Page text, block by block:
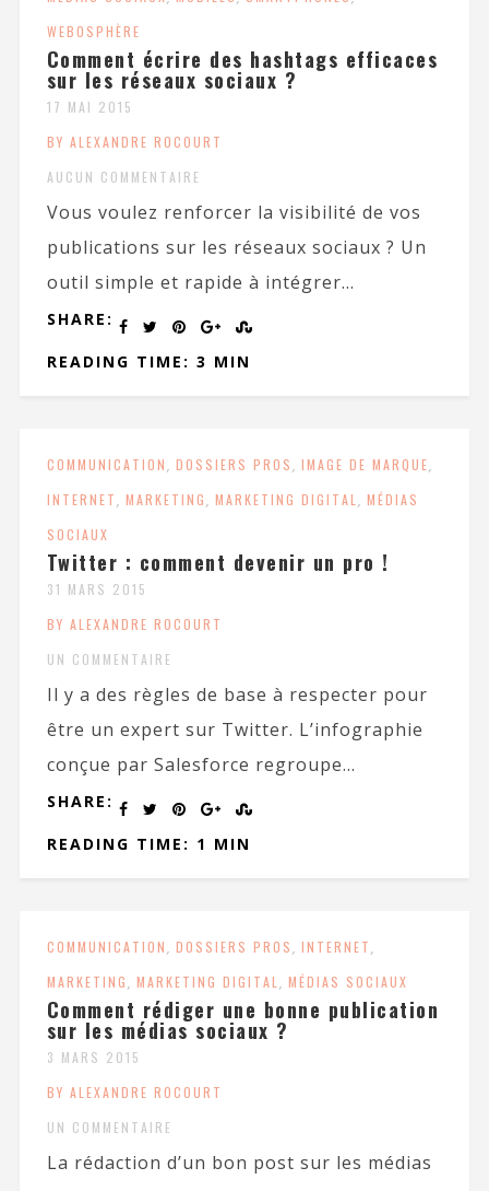
WEBOSPHÈRE
Comment écrire des hashtags efficaces
sur les réseaux sociaux ?
17 MAI 2015
BY ALEXANDRE ROCOURT
AUCUN COMMENTAIRE
Vous voulez renforcer la visibilité de vos
publications sur les réseaux sociaux ? Un
outil simple et rapide à intégrer...
SHARE:
READING TIME: 3 MIN
COMMUNICATION, DOSSIERS PROS, IMAGE DE MARQUE,
INTERNET, MARKETING, MARKETING DIGITAL , MÉDIAS
SOCIAUX
Twitter : comment devenir un pro !
31 MARS 2015
BY ALEXANDRE ROCOURT
UN COMMENTAIRE
Il y a des règles de base à respecter pour
être un expert sur Twitter. L’infographie
conçue par Salesforce regroupe...
SHARE:
READING TIME: 1 MIN
COMMUNICATION, DOSSIERS PROS, INTERNET,
MARKETING, MARKETING DIGITAL , MÉDIAS SOCIAUX
Comment rédiger une bonne publication
sur les médias sociaux ?
3 MARS 2015
BY ALEXANDRE ROCOURT
UN COMMENTAIRE
La rédaction d’un bon post sur les médias